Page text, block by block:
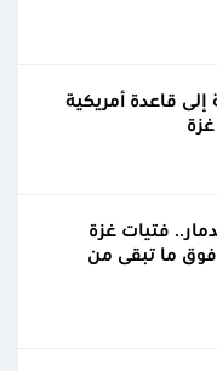
قاعدة أمريكية
فتيات غزة
ما تبقى من